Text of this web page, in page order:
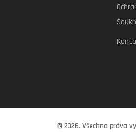
© 2026. Všechna práva